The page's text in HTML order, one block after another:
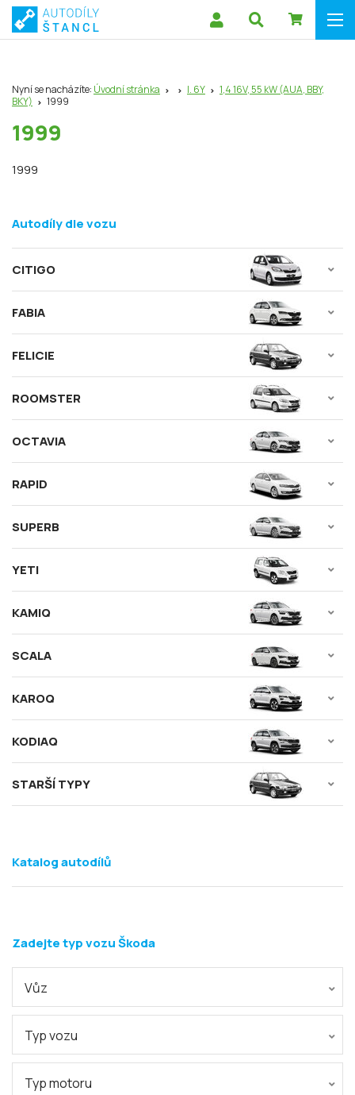
Nyní se nacházíte: Úvodní stránka I. 6Y
1,4 16V, 55 kW (AUA, BBY,
BKY)
1999
1999
1999
Autodíly dle vozu
CITIGO
FABIA
FELICIE
ROOMSTER
OCTAVIA
RAPID
SUPERB
YETI
KAMIQ
SCALA
KAROQ
KODIAQ
STARŠÍ TYPY
Zadejte typ vozu Škoda
Vůz
Typ vozu
Typ motoru
Katalog autodílů